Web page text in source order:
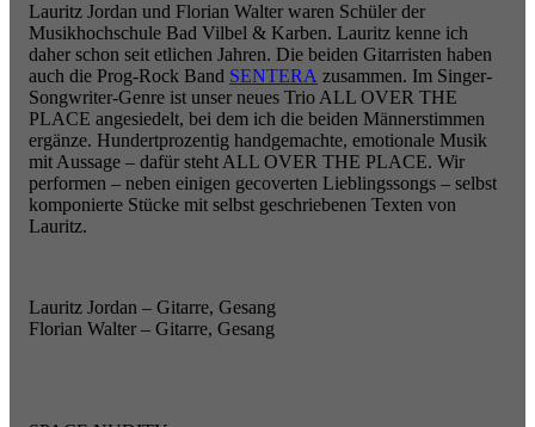
Lauritz Jordan und Florian Walter waren Schüler der
Musikhochschule Bad Vilbel & Karben. Lauritz kenne ich
daher schon seit etlichen Jahren. Die beiden Gitarristen haben
auch die Prog-Rock Band SENTERA zusammen. Im Singer-
Songwriter-Genre ist unser neues Trio ALL OVER THE
PLACE angesiedelt, bei dem ich die beiden Männerstimmen
ergänze. Hundertprozentig handgemachte, emotionale Musik
mit Aussage – dafür steht ALL OVER THE PLACE. Wir
performen – neben einigen gecoverten Lieblingssongs – selbst
komponierte Stücke mit selbst geschriebenen Texten von
Lauritz.
Lauritz Jordan – Gitarre, Gesang
Florian Walter – Gitarre, Gesang